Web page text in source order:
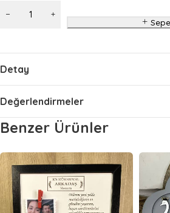
Detay
Değerlendirmeler
Benzer Ürünler